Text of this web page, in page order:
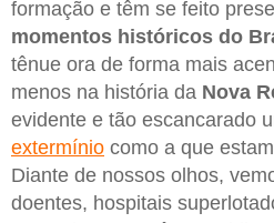
formação e têm se feito
momentos históricos do
tênue ora de forma mais
menos na história da Nova
evidente e tão escancarado
extermínio como a que
Diante de nossos olhos,
doentes, hospitais